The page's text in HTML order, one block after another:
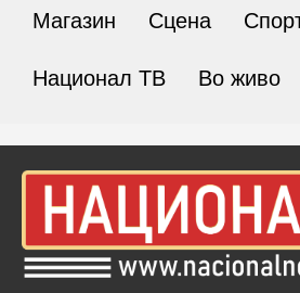
Магазин Сцена
Национал ТВ Во живо